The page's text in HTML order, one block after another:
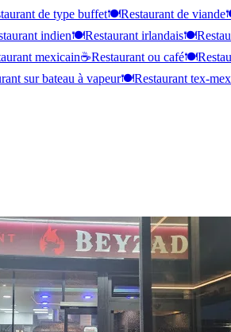
de type buffet🍽️Restaurant de viande
indien🍽️Restaurant irlandais🍽️
mexicain☕Restaurant ou café🍽️
sur bateau à vapeur🍽️Restaurant tex-